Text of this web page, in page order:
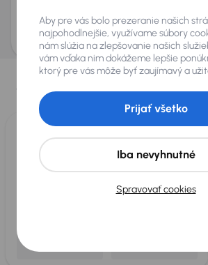
AURES Holdings a.s., so sídlom Dopravákov 874/15, Čimice,
uchovávať a spracovávať vaše osobné údaje v súlade so
spracovania osobných údajov.
Vybrali sme
Vyberáme pre vás tienajlepšie vozidláz
pre vás vykúpimeaž 400
Aby pre vás bolo prezeranie našich
najpohodlnejšie, využívame súbory
nám slúžia na zlepšovanie našich
vám vďaka nim dokážeme lepšie
ktorý pre vás môže byť zaujímavý a
Spravovať cookies
Iba nevyhnutné
Prijať všetko